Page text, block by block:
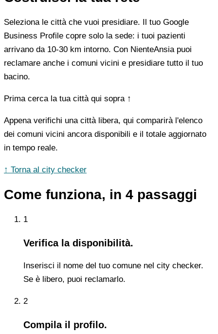
Seleziona le città che vuoi presidiare. Il tuo Google
Business Profile copre solo la sede: i tuoi pazienti
arrivano da 10-30 km intorno. Con NienteAnsia puoi
reclamare anche i comuni vicini e presidiare tutto il tuo
bacino.
Prima cerca la tua città qui sopra ↑
Appena verifichi una città libera, qui comparirà l'elenco
dei comuni vicini ancora disponibili e il totale aggiornato
in tempo reale.
↑ Torna al city checker
Come funziona, in 4 passaggi
1
Verifica la disponibilità.
Inserisci il nome del tuo comune nel city checker.
Se è libero, puoi reclamarlo.
2
Compila il profilo.